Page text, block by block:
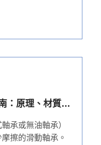
：原理、材質、
承或無油軸承）
擦的滑動軸承。